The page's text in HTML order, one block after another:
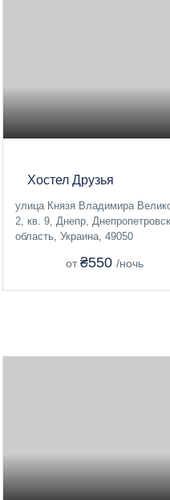
Хостел Друзья
улица Князя Владимира
2, кв. 9, Днепр,
область, Украина, 49050
от ₴550 /ночь